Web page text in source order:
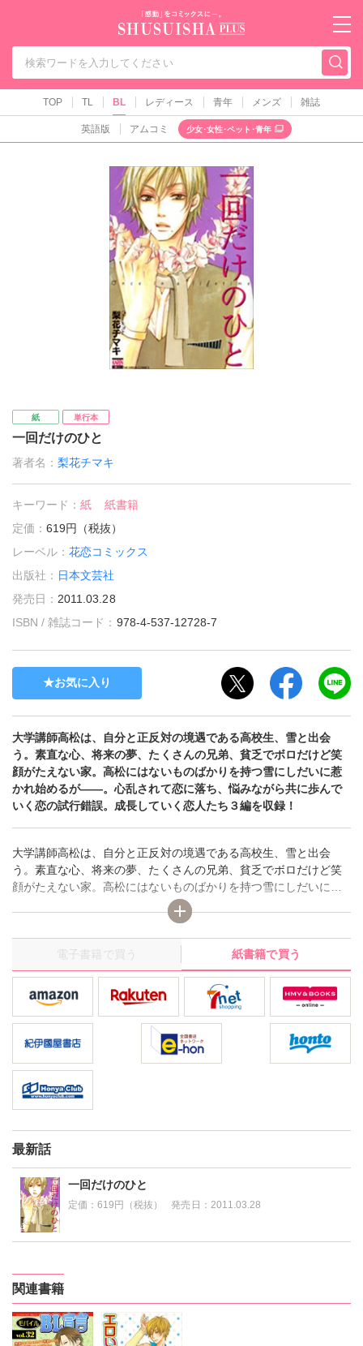
秋水社PLUS（テ
TOP TL BL レディース 青年 メンズ 雑誌
英語版 アムコミ 少女･女性･ペット･青年
紙 単行本
一回だけのひと
著者名：梨花チマキ
キーワード：紙
紙書籍
定価：619円（税抜）
レーベル：花恋コミックス
出版社： 日本文芸社
発売日： 2011.03.28
ISBN / 雑誌コード： 978-4-537-12728-7
お気に入り
大学講師高松は、自分と正反対の境遇である高校生、雪と出会
う。素直な心、将来の夢、たくさんの兄弟、貧乏でボロだけど笑
顔がたえない家。高松にはないものばかりを持つ雪にしだいに惹
かれ始めるが――。心乱されて恋に落ち、悩みながら共に歩んで
いく恋の試行錯誤。成長していく恋人たち３編を収録！
大学講師高松は、自分と正反対の境遇である高校生、雪と出会
う。素直な心、将来の夢、たくさんの兄弟、貧乏でボロだけど笑
顔がたえない家。高松にはないものばかりを持つ雪にしだいに惹
かれ始めるが――。心乱されて恋に落ち、悩みながら共に歩んで
いく恋の試行錯誤。成長していく恋人たち３編を収録！
電子書籍で買う 紙書籍で買う
最新話
一回だけのひと
定価：619円（税抜） 発売日： 2011.03.28
関連書籍